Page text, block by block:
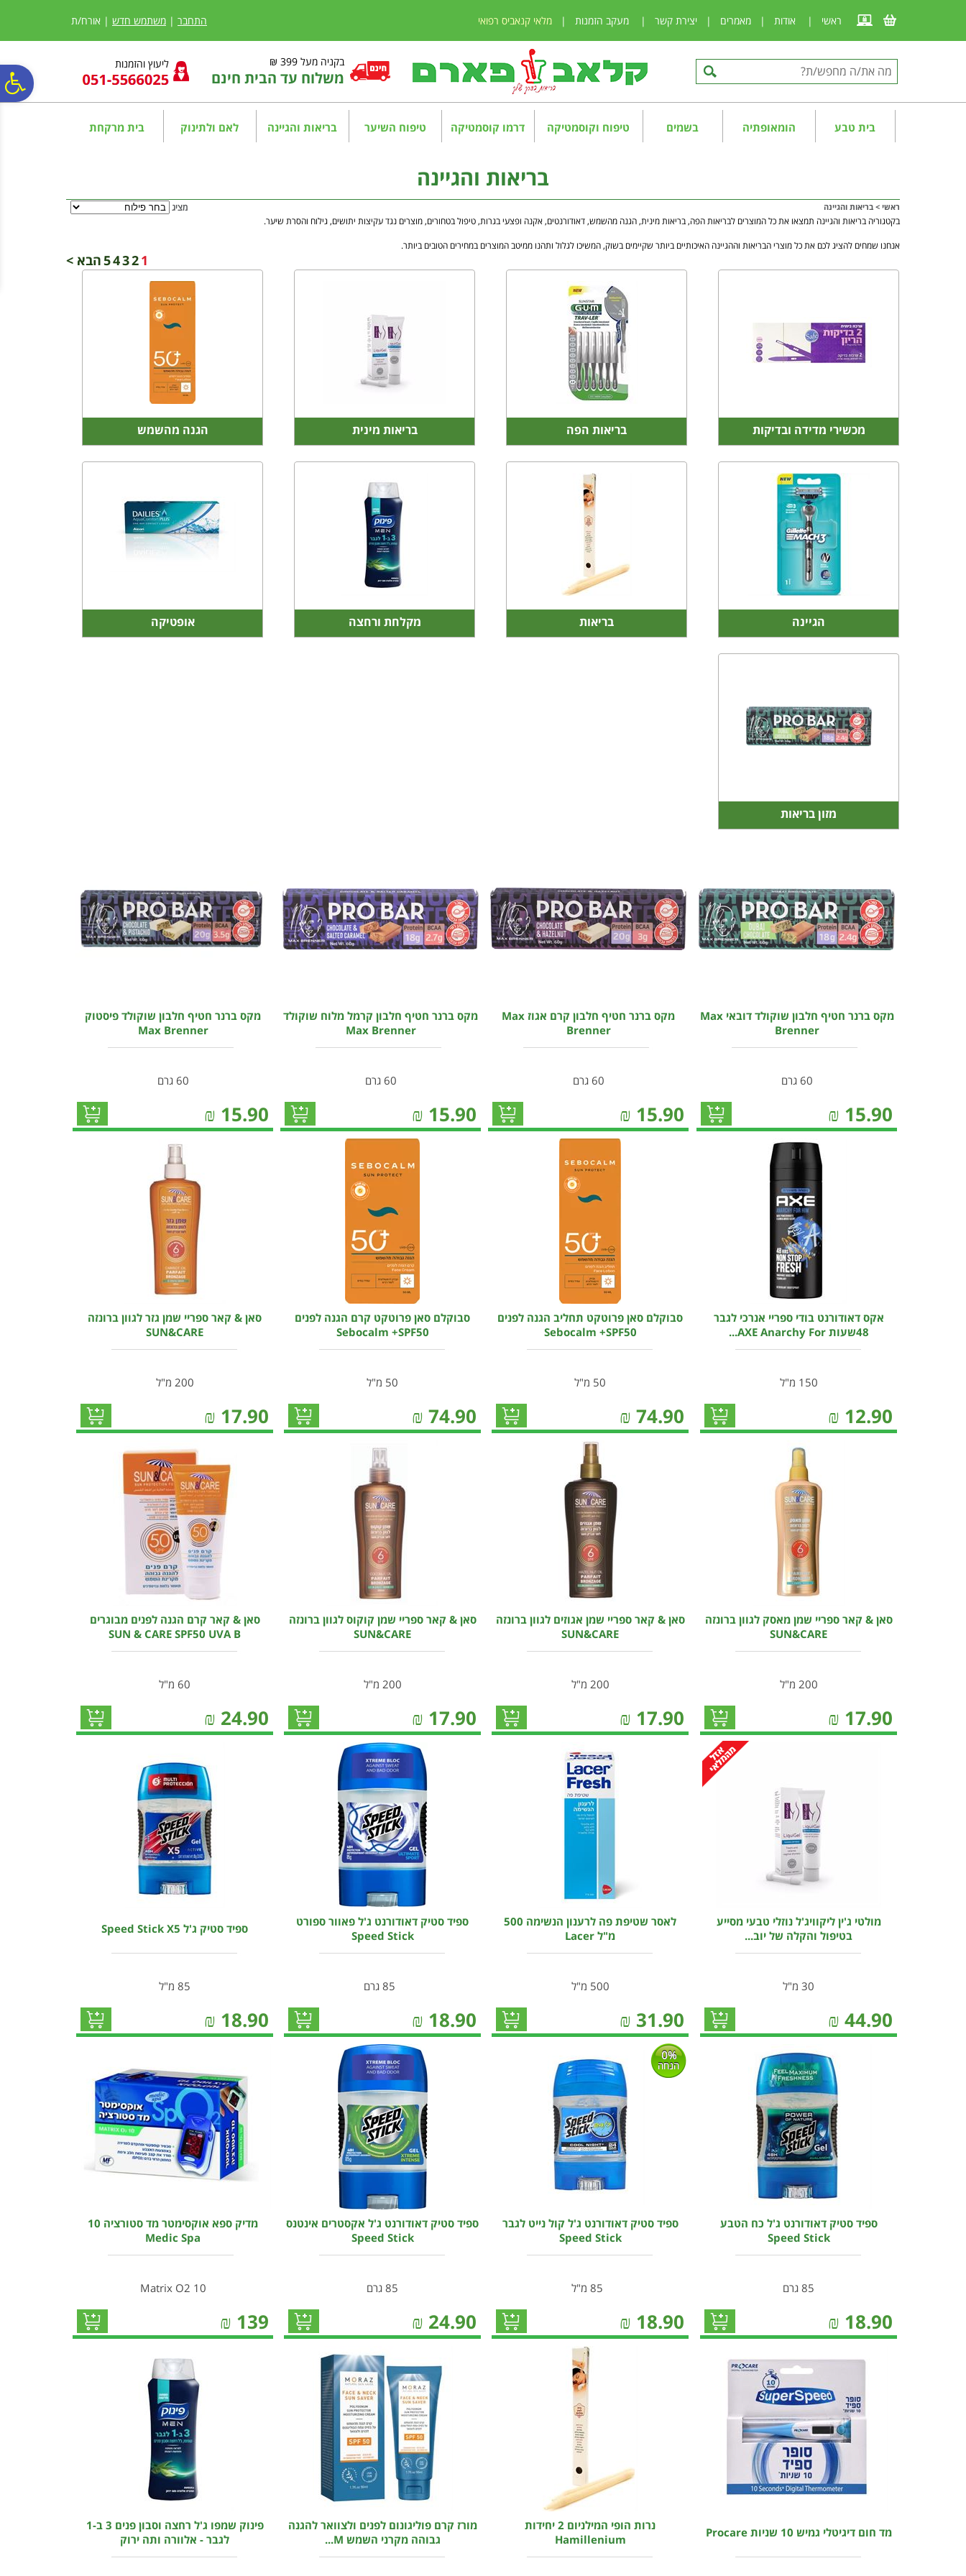
נגישות
אתר
המרכזי
ראשי | אודות | מאמרים | יצירת קשר | מעקב הזמנות | מלאי קנאביס רפואי התחבר | משתמש חדש | אורח/ת
בקניה מעל 399 ₪
משלוח עד הבית חינם
ליעוץ והזמנות
בית טבע הומאופתיה בשמים טיפוח וקוסמטיקה דרמו קוסמטיקה טיפוח השיער בריאות והגיינה לאם ולתינוק בית מרקחת
בריאות והגיינה
ראשי > בריאות והגיינה
מציג
בקטגוריה בריאות והגיינה תמצאו את כל המוצרים לבריאות הפה, בריאות מינית, הגנה מהשמש, דאודורנטים, אקנה ופצעי בגרות, טיפול בטחורים, מוצרים נגד עקיצות יתושים, גילוח והסרת שיער.
אנחנו שמחים להציג לכם את כל מוצרי הבריאות וההגיינה האיכותיים ביותר שקיימים בשוק, המשיכו לגלול ותהנו ממיטב המוצרים במחירים הטובים ביותר.
1
2
3
4
5הבא >
מכשירי מדידה ובדיקות בריאות הפה בריאות מינית הגנה מהשמש
הגיינה בריאות מקלחת ורחצה אופטיקה
מזון בריאות
מקס ברנר חטיף חלבון שוקולד דובאי Max
Brenner
60 גרם
15.90
₪
מקס ברנר חטיף חלבון קרם אגוז Max
Brenner
60 גרם
15.90
₪
מקס ברנר חטיף חלבון קרמל מלוח שוקולד
Max Brenner
60 גרם
15.90
₪
מקס ברנר חטיף חלבון שוקולד פיסטוק
Max Brenner
60 גרם
15.90
₪
אקס דאודורנט בודי ספריי אנרכי לגבר
48שעות AXE Anarchy For...
150 מ"ל
12.90
₪
סבוקלם סאן פרוטקט תחליב הגנה לפנים
Sebocalm +SPF50
50 מ"ל
74.90
₪
סבוקלם סאן פרוטקט קרם הגנה לפנים
Sebocalm +SPF50
50 מ"ל
74.90
₪
סאן & קאר ספריי שמן גזר לגוון ברונזה
SUN&CARE
200 מ"ל
17.90
₪
סאן & קאר ספריי שמן מאסק לגוון ברונזה
SUN&CARE
200 מ"ל
17.90
₪
סאן & קאר ספריי שמן אגוזים לגוון ברונזה
SUN&CARE
200 מ"ל
17.90
₪
סאן & קאר ספריי שמן קוקוס לגוון ברונזה
SUN&CARE
200 מ"ל
17.90
₪
סאן & קאר קרם הגנה לפנים מבוגרים
SUN & CARE SPF50 UVA B
60 מ"ל
24.90
₪
מולטי ג'ין ליקוויג'ל נוזלי טבעי מסייע
בטיפול והקלה של יוב...
30 מ"ל
44.90
₪
לאסר שטיפת פה לרענון הנשימה 500
מ"ל Lacer
500 מ"ל
31.90
₪
ספיד סטיק דאודורנט ג'ל פאוור ספורט
Speed Stick
18.90
₪
ספיד סטיק ג'ל Speed Stick X5
85 מ"ל
18.90
₪
ספיד סטיק דאודורנט ג'ל כח הטבע
Speed Stick
85 גרם
18.90
₪
0%
הנחה
ספיד סטיק דאודורנט ג'ל קול נייט לגבר
Speed Stick
18.90
₪
ספיד סטיק דאודורנט ג'ל אקסטרים אינטנס
Speed Stick
85 גרם
24.90
₪
מדיק ספא אוקסימטר מד סטורציה 10
Medic Spa
Matrix O2 10
139
₪
מד חום דיגיטלי גמיש 10 שניות Procare
נרות הופי המילניום 2 יחידות
Hamillenium
מורז קרם פוליגונום לפנים ולצוואר להגנה
גבוהה מקרני השמש M...
פינוק שמפו ג'ל רחצה וסבון פנים 3 ב-1
לגבר - אלוורה ותה ירוק